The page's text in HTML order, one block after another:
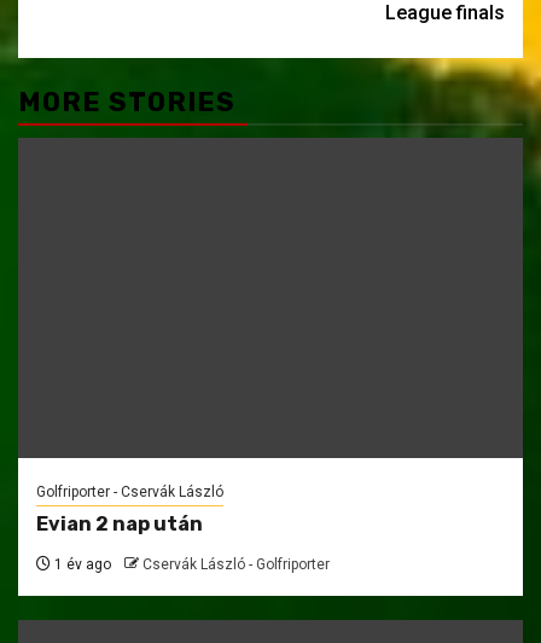
League finals
MORE STORIES
Golfriporter - Cservák László
Evian 2 nap után
1 év ago Cservák László - Golfriporter